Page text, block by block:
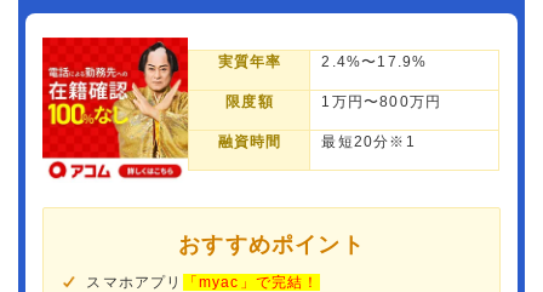
実質年率 2.4%〜17.9%
限度額 1万円〜800万円
融資時間 最短20分※1
おすすめポイント
スマホアプリ
「myac」で完結！